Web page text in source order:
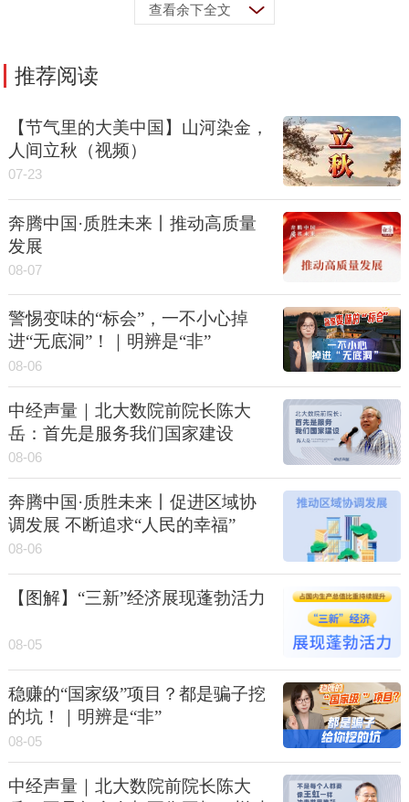
查看余下全文
推荐阅读
【节气里的大美中国】山河染金，
人间立秋（视频）
07-23
奔腾中国·质胜未来丨推动高质量
发展
08-07
警惕变味的“标会”，一不小心掉
进“无底洞”！｜明辨是“非”
08-06
中经声量｜北大数院前院长陈大
岳：首先是服务我们国家建设
08-06
奔腾中国·质胜未来丨促进区域协
调发展 不断追求“人民的幸福”
08-06
【图解】“三新”经济展现蓬勃活力
08-05
稳赚的“国家级”项目？都是骗子挖
的坑！｜明辨是“非”
08-05
中经声量｜北大数院前院长陈大